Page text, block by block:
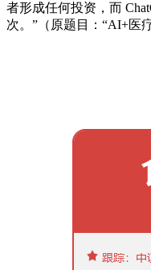
者形成任何投资，而
次。”（原题目：“AI+医